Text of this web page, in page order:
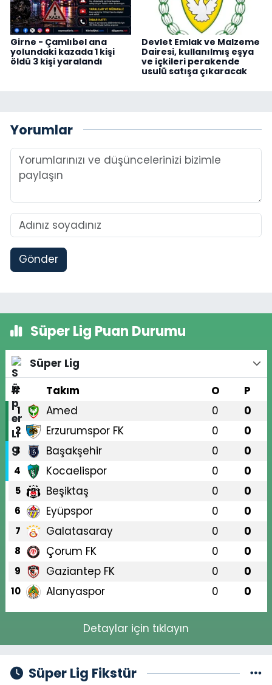
Girne - Çamlıbel ana
yolundaki kazada 1 kişi
öldü 3 kişi yaralandı
Devlet Emlak ve Malzeme
Dairesi, kullanılmış eşya
ve içkileri perakende
usulü satışa çıkaracak
Yorumlar
Gönder
Süper Lig Puan Durumu
Süper Lig
#
Takım O P
1 Amed 0 0
2 Erzurumspor FK 0 0
3 Başakşehir 0 0
4 Kocaelispor 0 0
5 Beşiktaş 0 0
6 Eyüpspor 0 0
7 Galatasaray 0 0
8 Çorum FK 0 0
9 Gaziantep FK 0 0
10 Alanyaspor 0 0
Detaylar için tıklayın
Süper Lig Fikstür